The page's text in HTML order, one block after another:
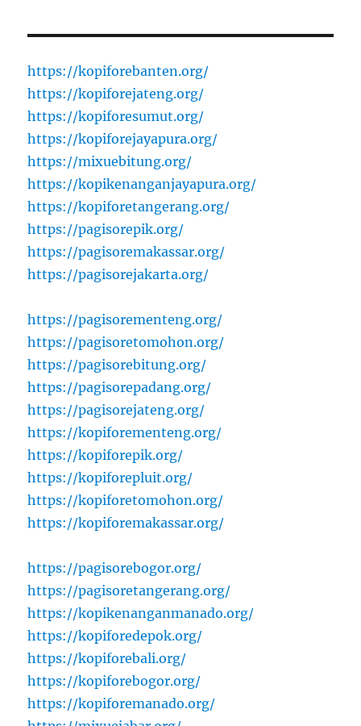
https://kopiforebanten.org/
https://kopiforejateng.org/
https://kopiforesumut.org/
https://kopiforejayapura.org/
https://mixuebitung.org/
https://kopikenanganjayapura.org/
https://kopiforetangerang.org/
https://pagisorepik.org/
https://pagisoremakassar.org/
https://pagisorejakarta.org/
https://pagisorementeng.org/
https://pagisoretomohon.org/
https://pagisorebitung.org/
https://pagisorepadang.org/
https://pagisorejateng.org/
https://kopiforementeng.org/
https://kopiforepik.org/
https://kopiforepluit.org/
https://kopiforetomohon.org/
https://kopiforemakassar.org/
https://pagisorebogor.org/
https://pagisoretangerang.org/
https://kopikenanganmanado.org/
https://kopiforedepok.org/
https://kopiforebali.org/
https://kopiforebogor.org/
https://kopiforemanado.org/